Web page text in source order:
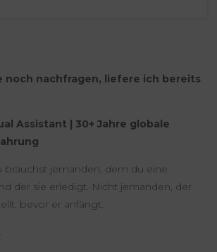
noch nachfragen, liefere ich bereits
Assistant | 30+ Jahre globale
brauchst jemanden, dem du eine
der sie erledigt. Nicht jemanden, der
bevor er anfängt.